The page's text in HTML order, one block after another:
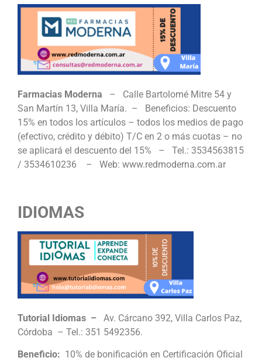
Farmacias Moderna – Calle Bartolomé Mitre 54 y
San Martín 13, Villa María. – Beneficios: Descuento
15% en todos los artículos – todos los medios de pago
(efectivo, crédito y débito) T/C en 2 o más cuotas – no
se aplicará el descuento del 15% – Tel.: 3534563815
/ 3534610236 – Web: www.redmoderna.com.ar
IDIOMAS
Tutorial Idiomas –
Av. Cárcano 392, Villa Carlos Paz,
Córdoba – Tel.: 351 5492356.
Beneficio: 10% de bonificación en Certificación Oficial